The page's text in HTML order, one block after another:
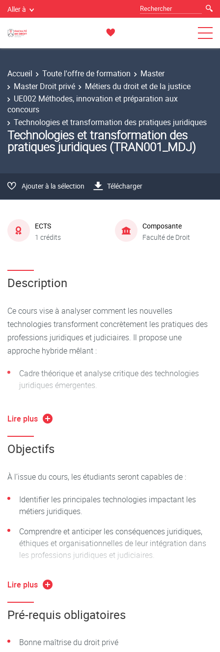
Aller à
Accueil Toute l'offre de formation
Master
Master Droit privé
Métiers du droit et de la justice
UE002 Méthodes, innovation et préparation aux
concours
Technologies et transformation des pratiques juridiques
Technologies et transformation des
pratiques juridiques (TRAN001_MDJ)
Ajouter à la sélection Télécharger
ECTS
1 crédits
Composante
Faculté de Droit
Description
Ce cours vise à analyser comment les nouvelles
technologies transforment concrètement les pratiques des
professions juridiques et judiciaires. Il propose une
approche hybride mêlant :
Cadre théorique et analyse critique des technologies
juridiques émergentes.
professionnels.
Illustrations pratiques courtes sur certains outils
technologiques.
L'objectif central est de permettre aux étudiants de
comprendre et d’anticiper les enjeux majeurs posés par ces
évolutions technologiques.
Lire plus
Objectifs
À l’issue du cours, les étudiants seront capables de :
Identifier les principales technologies impactant les
métiers juridiques.
Comprendre et anticiper les conséquences juridiques,
éthiques et organisationnelles de leur intégration dans
les professions juridiques et judiciaires.
basique mais opérationnelle
choix technologiques et organisationnels à adopter en
Lire plus
Pré-requis obligatoires
Bonne maîtrise du droit privé